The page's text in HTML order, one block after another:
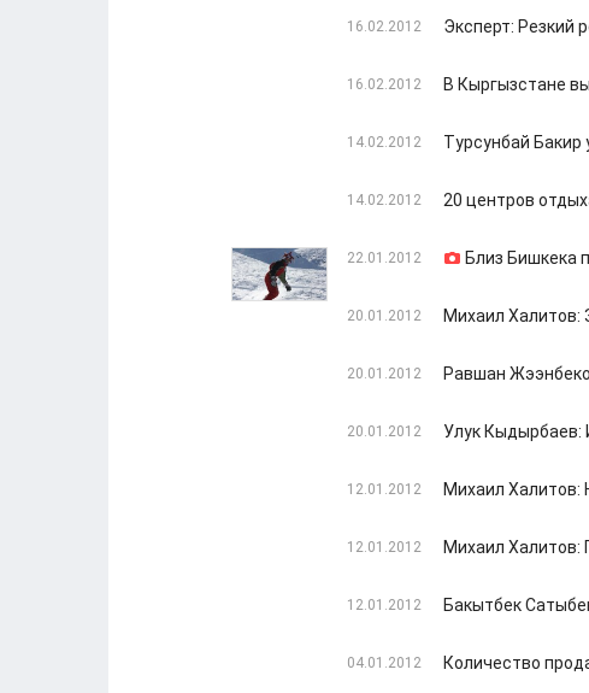
16.02.2012 Эксперт: Резкий
16.02.2012 В Кыргызстане
14.02.2012 Турсунбай Бакир
14.02.2012 20 центров
22.01.2012 Близ Бишкека
20.01.2012 Михаил Халитов:
20.01.2012 Равшан
20.01.2012 Улук Кыдырбаев:
12.01.2012 Михаил Халитов:
12.01.2012 Михаил Халитов:
12.01.2012 Бакытбек
04.01.2012 Количество